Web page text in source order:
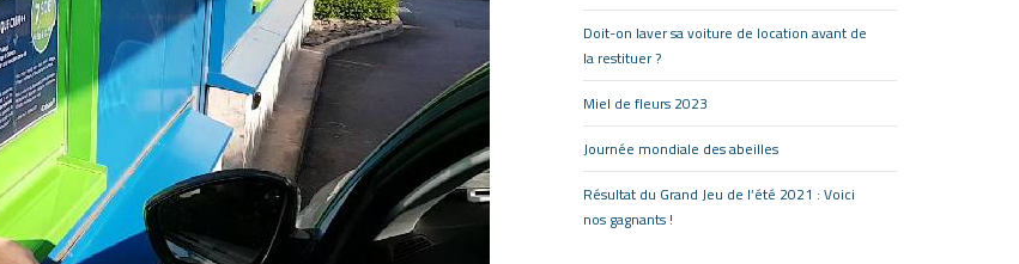
Doit-on laver sa voiture de location avant de
la restituer ?
Miel de fleurs 2023
Journée mondiale des abeilles
Résultat du Grand Jeu de l’été 2021 : Voici
nos gagnants !